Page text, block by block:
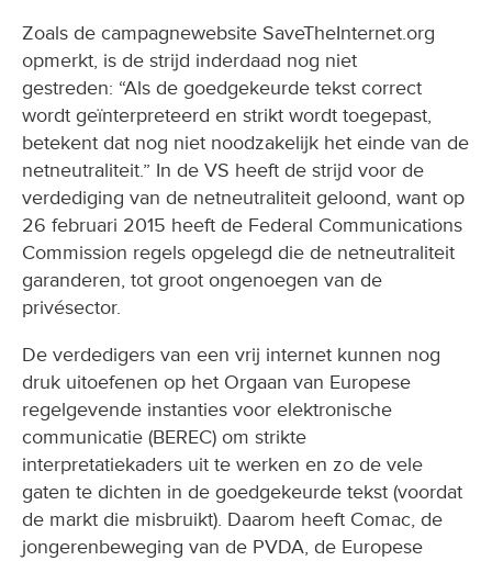
Zoals de campagnewebsite SaveTheInternet.org
opmerkt, is de strijd inderdaad nog niet
gestreden: “Als de goedgekeurde tekst correct
wordt geïnterpreteerd en strikt wordt toegepast,
betekent dat nog niet noodzakelijk het einde van de
netneutraliteit.” In de VS heeft de strijd voor de
verdediging van de netneutraliteit geloond, want op
26 februari 2015 heeft de Federal Communications
Commission regels opgelegd die de netneutraliteit
garanderen, tot groot ongenoegen van de
privésector.
De verdedigers van een vrij internet kunnen nog
druk uitoefenen op het Orgaan van Europese
regelgevende instanties voor elektronische
communicatie (BEREC) om strikte
interpretatiekaders uit te werken en zo de vele
gaten te dichten in de goedgekeurde tekst (voordat
de markt die misbruikt). Daarom heeft Comac, de
jongerenbeweging van de PVDA, de Europese